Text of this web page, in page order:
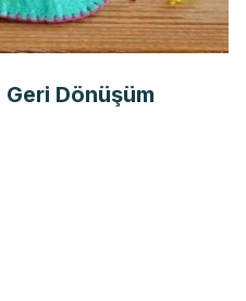
Geri Dönüşüm